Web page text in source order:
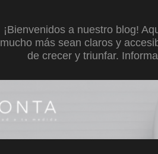
¡Bienvenidos a nuestro blog!
mucho más sean claros y
de crecer y triunfar.